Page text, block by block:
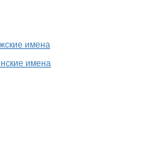
имена
имена